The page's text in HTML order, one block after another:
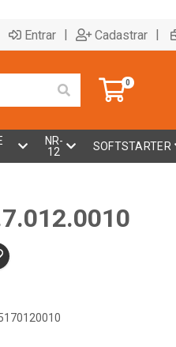
Entrar | Cadastrar |
0
NR-
12
SOFTSTARTER